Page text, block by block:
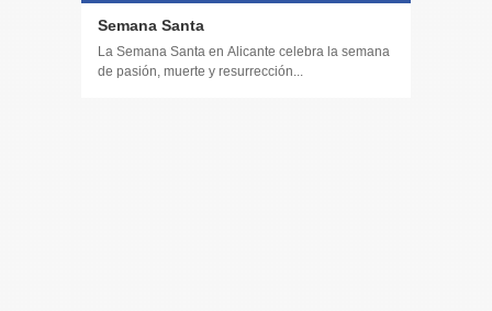
Semana Santa
La Semana Santa en Alicante celebra la semana
de pasión, muerte y resurrección...